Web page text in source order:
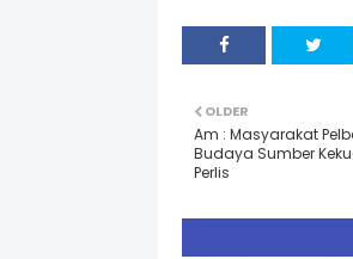
OLDER
Am : Masyarakat
Budaya Sumber
Perlis